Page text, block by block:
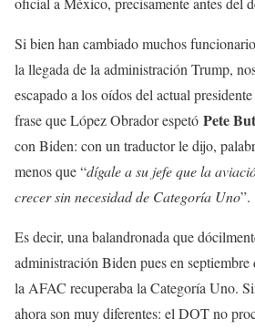
Si bien han cambiado muchos
la llegada de la administración Trump,
escapado a los oídos del actual
frase que López Obrador espetó Pete
con Biden: con un traductor le dijo,
menos que “dígale a su jefe que la
crecer sin necesidad de Categoría Uno”.
Es decir, una balandronada que
administración Biden pues en septiembre
la AFAC recuperaba la Categoría Uno.
ahora son muy diferentes: el DOT no